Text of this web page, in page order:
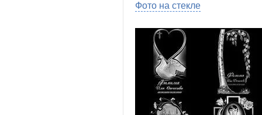
Фото на стекле